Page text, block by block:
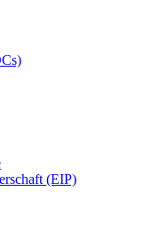
(EIP)